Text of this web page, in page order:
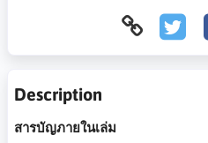
Description
สารบัญภายในเล่ม